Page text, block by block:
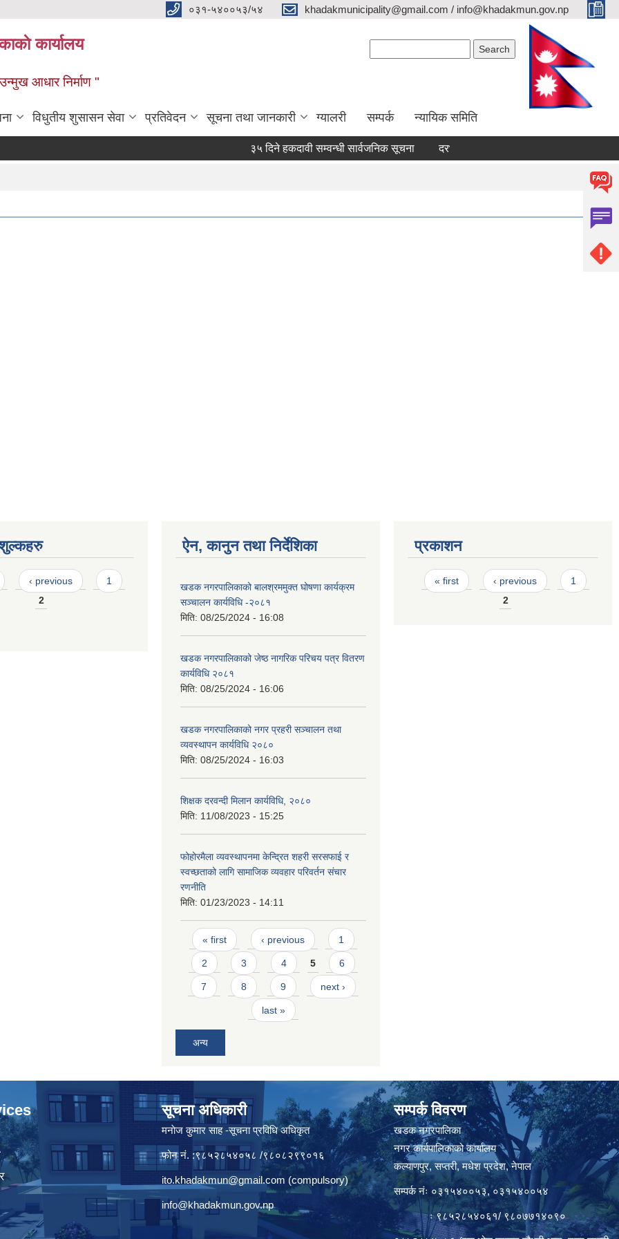
०३१-५४००५३/५४ khadakmunicipality@gmail.com / info@khadakmun.gov.np
कार्यालय
आधार निर्माण "
विधुतीय शुसासन सेवा प्रतिवेदन सूचना तथा जानकारी ग्यालरी सम्पर्क न्यायिक समिति
३५ दिने हकदावी सम्वन्धी सार्वजनिक सूचना दरभाउपत्र स्वीकृत गर्ने आश्यको सूचना
‹ previous
1
2
ऐन, कानुन तथा निर्देशिका
खडक नगरपालिकाको बालश्रममुक्त घोषणा कार्यक्रम
सञ्चालन कार्यविधि -२०८१
मिति: 08/25/2024 - 16:08
खडक नगरपालिकाको जेष्ठ नागरिक परिचय पत्र वितरण
कार्यविधि २०८१
मिति: 08/25/2024 - 16:06
खडक नगरपालिकाको नगर प्रहरी सञ्चालन तथा
व्यवस्थापन कार्यविधि २०८०
मिति: 08/25/2024 - 16:03
शिक्षक दरवन्दी मिलान कार्यविधि, २०८०
मिति: 11/08/2023 - 15:25
फोहोरमैला व्यवस्थापनमा केन्द्रित शहरी सरसफाई र
स्वच्छताको लागि सामाजिक व्यवहार परिवर्तन संचार
रणनीति
मिति: 01/23/2023 - 14:11
Pages
« first ‹ previous 1
2 3 4 5 6
7 8 9 next ›
last »
अन्य
प्रकाशन
Pages
« first ‹ previous
1
2
सूचना अधिकारी
मनाेज कुमार साह -सूचना प्रविधि अधिकृत
फोन नं. :९८५२८५४०५८ /९८०८२९९०१६
ito.khadakmun@gmail.com (compulsory)
info@khadakmun.gov.np
सम्पर्क विवरण
खडक नगरपालिका
नगर कार्यपालिकाको कार्यालय
कल्याणपुर, सप्तरी, मधेश प्रदेश, नेपाल
सम्पर्क नंः ०३१५४००५३, ०३१५४००५४
ः ९८५२८५४०६१/ ९८०७७१४०९०